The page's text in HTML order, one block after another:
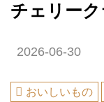
チェリー
2026-06-30
おいしいもの